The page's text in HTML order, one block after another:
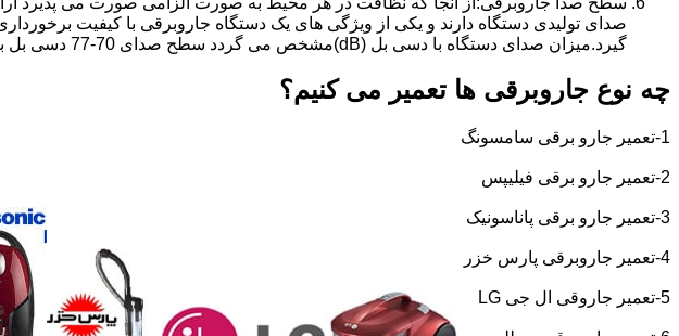
صدای تولیدی دستگاه دارند و یکی از ویژگی های یک دستگاه جاروبرقی با کیفیت
گیرد.میزان صدای دستگاه با دسی بل (dB)مشخص می گردد سطح صدای 70-77 دسی بل برای جارو برقی مطلوب بوده و از نظر صدایی می توان گفت این جاروبرقی ها از سطح صدای پایینی برخوردارند.
چه نوع جاروبرقی ها تعمیر می کنیم؟
1-تعمیر جارو برقی سامسونگ
2-تعمیر جارو برقی فیلیپس
3-تعمیر جارو برقی پاناسونیک
4-تعمیر جاروبرقی پارس خزر
5-تعمیر جاروقی ال جی LG